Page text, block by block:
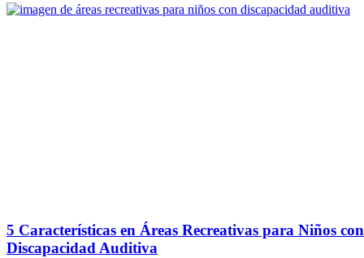
5 Características en Áreas Recreativas para Niños con
Discapacidad Auditiva